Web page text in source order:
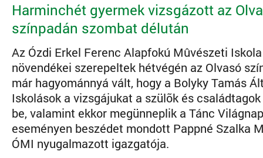
Harminchét gyermek vizsgázott az
színpadán szombat délután
Az Ózdi Erkel Ferenc Alapfokú Mûvészeti
növendékei szerepeltek hétvégén az Olvasó
már hagyománnyá vált, hogy a Bolyky Tamás
Iskolások a vizsgájukat a szülõk és
be, valamint ekkor megünneplik a Tánc
eseményen beszédet mondott Pappné Szalka
ÓMI nyugalmazott igazgatója.